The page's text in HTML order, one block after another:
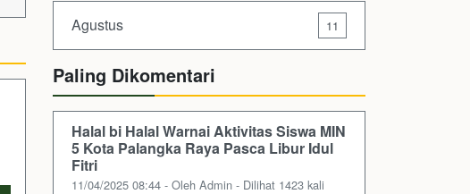
Agustus 11
Paling Dikomentari
Halal bi Halal Warnai Aktivitas Siswa MIN
5 Kota Palangka Raya Pasca Libur Idul
Fitri
11/04/2025 08:44 - Oleh Admin - Dilihat 1423 kali